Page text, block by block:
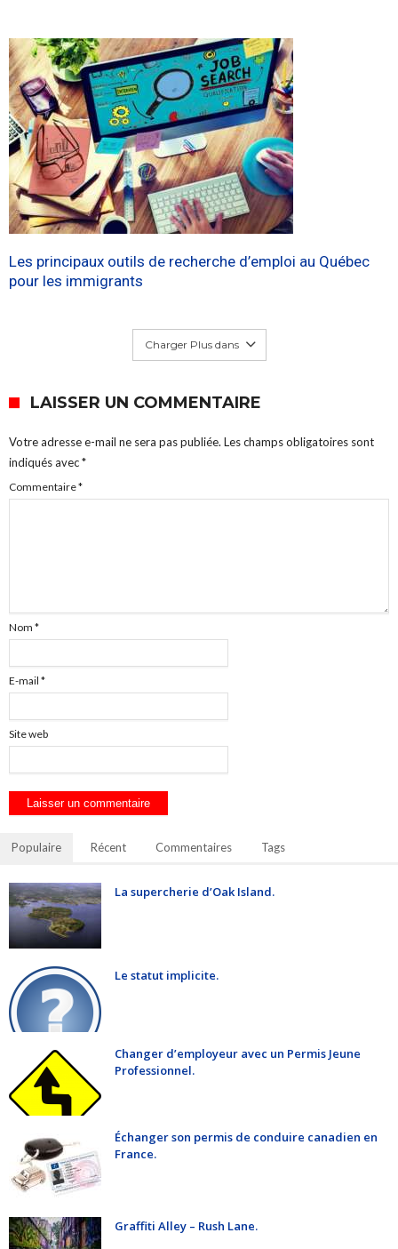
Les principaux outils de recherche d’emploi au Québec
pour les immigrants
Charger Plus dans
LAISSER UN COMMENTAIRE
Votre adresse e-mail ne sera pas publiée. Les champs obligatoires sont
indiqués avec*
Commentaire*
Nom *
E-mail *
Site web
Populaire Récent Commentaires Tags
La supercherie d’Oak Island.
Le statut implicite.
Changer d’employeur avec un Permis Jeune
Professionnel.
Échanger son permis de conduire canadien en
France.
Graffiti Alley – Rush Lane.